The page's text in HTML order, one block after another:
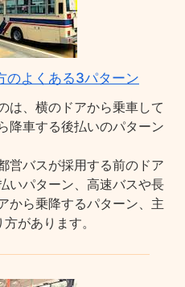
のよくある3パターン
は、横のドアから乗車して
降車する後払いのパターン
営バスが採用する前のドア
いパターン、高速バスや長
から乗降するパターン、主
があります。